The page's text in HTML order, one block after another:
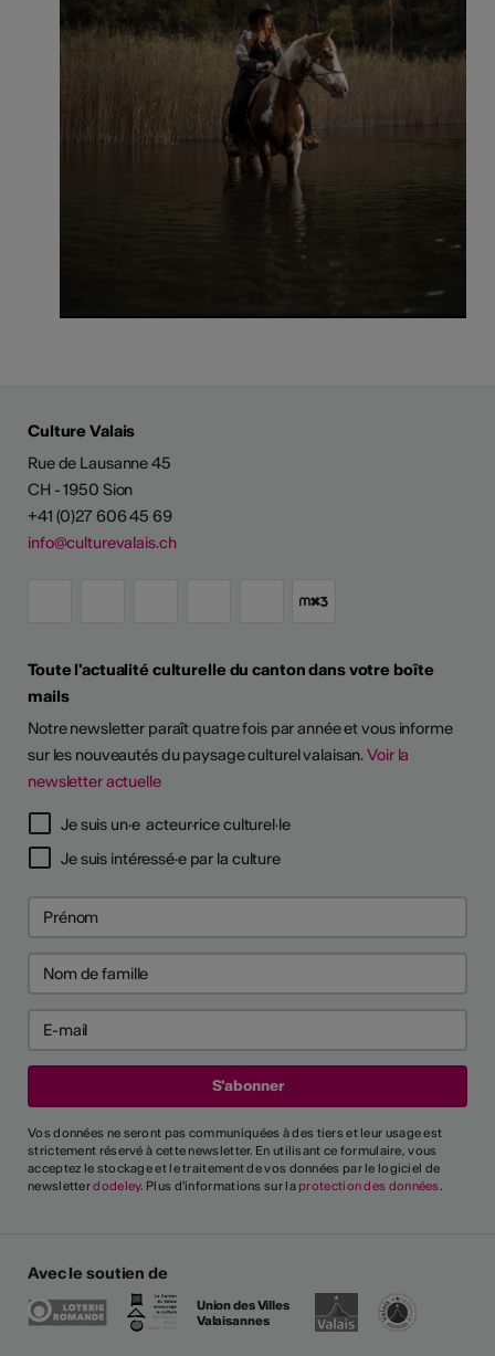
D'ARTISTES
Culture Valais
Rue de Lausanne 45
CH - 1950 Sion
+41 (0)27 606 45 69
info@culturevalais.ch
Toute l'actualité culturelle du canton dans votre boîte
mails
Notre newsletter paraît quatre fois par année et vous informe
sur les nouveautés du paysage culturel valaisan.Voir la
newsletter actuelle
Je suis un·e acteur·rice culturel·le
Je suis intéressé·e par la culture
Vos données ne seront pas communiquées à des tiers et leur usage est
strictement réservé à cette newsletter. En utilisant ce formulaire, vous
acceptez le stockage et le traitement de vos données par le logiciel de
newsletterdodeley. Plus d'informations sur la protection des données.
Avec le soutien de
Union des Villes
Valaisannes